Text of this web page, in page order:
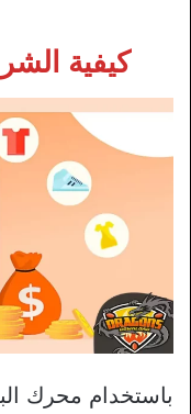
كيفية
باستخدام محرك